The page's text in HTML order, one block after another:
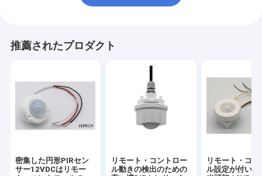
推薦されたプロダクト
密集した円形PIRセン
サー12VDCはリモー
リモート・コントロー
ル動きの検出のための
リモート・コ
ル設定が付いて